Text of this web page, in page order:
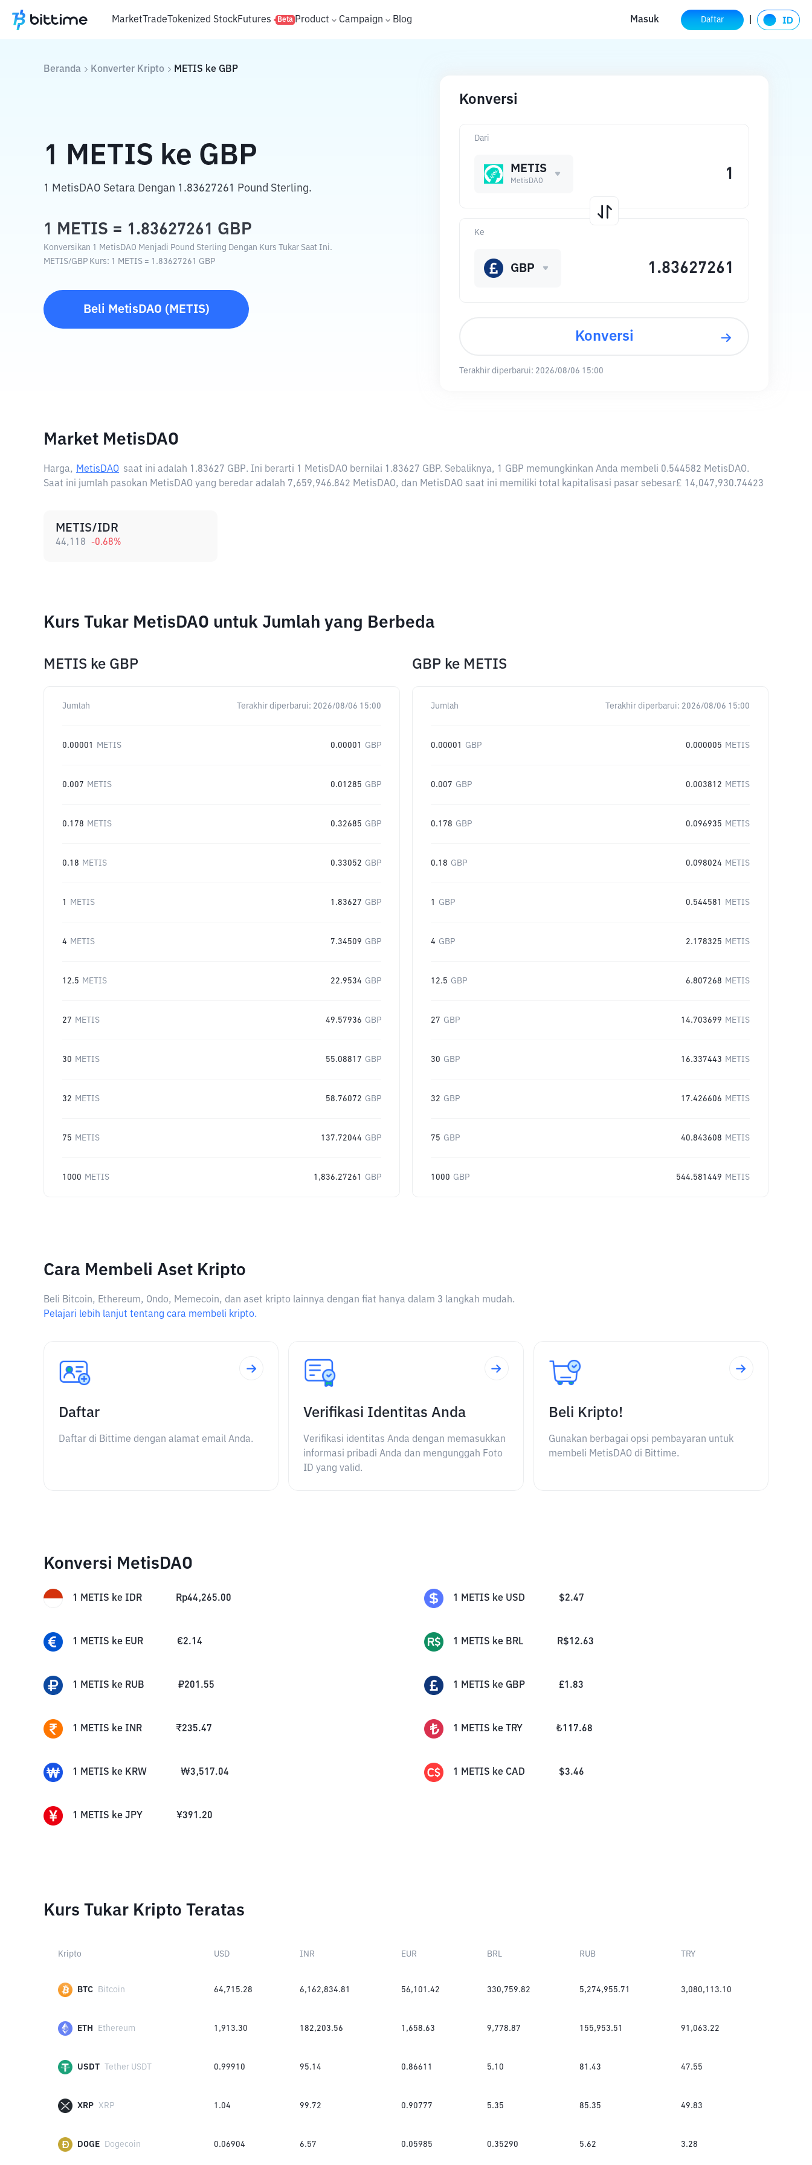
MarketTradeTokenized StockFutures Beta Product Campaign Blog Masuk Daftar
Beranda Konverter Kripto METIS ke GBP
1 METIS ke GBP
1 MetisDAO Setara Dengan 1.83627261 Pound Sterling.
1 METIS = 1.83627261 GBP
Konversikan 1 MetisDAO Menjadi Pound Sterling Dengan Kurs Tukar Saat Ini.
METIS/GBP Kurs: 1 METIS = 1.83627261 GBP
Beli MetisDAO ( METIS)
Konversi
Dari
METIS
MetisDAO
Ke
GBP
Konversi
Terakhir diperbarui: 2026/08/06 15:00
Market MetisDAO
Harga, MetisDAO saat ini adalah 1.83627 GBP. Ini berarti 1 MetisDAO bernilai 1.83627 GBP. Sebaliknya, 1 GBP memungkinkan Anda membeli 0.544582 MetisDAO.
Saat ini jumlah pasokan MetisDAO yang beredar adalah 7,659,946.842 MetisDAO, dan MetisDAO saat ini memiliki total kapitalisasi pasar sebesar£ 14,047,930.74423
METIS/IDR
44,118 -0.68%
Kurs Tukar MetisDAO untuk Jumlah yang Berbeda
METIS ke GBP
Jumlah Terakhir diperbarui: 2026/08/06 15:00
0.00001 METIS 0.00001 GBP
0.007 METIS 0.01285 GBP
0.178 METIS 0.32685 GBP
0.18 METIS 0.33052 GBP
1 METIS 1.83627 GBP
4 METIS 7.34509 GBP
12.5 METIS 22.9534 GBP
27 METIS 49.57936 GBP
30 METIS 55.08817 GBP
32 METIS 58.76072 GBP
75 METIS 137.72044 GBP
1000 METIS 1,836.27261 GBP
GBP ke METIS
Jumlah Terakhir diperbarui: 2026/08/06 15:00
0.00001 GBP 0.000005 METIS
0.007 GBP 0.003812 METIS
0.178 GBP 0.096935 METIS
0.18 GBP 0.098024 METIS
1 GBP 0.544581 METIS
4 GBP 2.178325 METIS
12.5 GBP 6.807268 METIS
27 GBP 14.703699 METIS
30 GBP 16.337443 METIS
32 GBP 17.426606 METIS
75 GBP 40.843608 METIS
1000 GBP 544.581449 METIS
Cara Membeli Aset Kripto
Beli Bitcoin, Ethereum, Ondo, Memecoin, dan aset kripto lainnya dengan fiat hanya dalam 3 langkah mudah.
Pelajari lebih lanjut tentang cara membeli kripto.
Daftar
Daftar di Bittime dengan alamat email Anda.
Verifikasi Identitas Anda
Verifikasi identitas Anda dengan memasukkan
informasi pribadi Anda dan mengunggah Foto
ID yang valid.
Beli Kripto!
Gunakan berbagai opsi pembayaran untuk
membeli MetisDAO di Bittime.
Konversi MetisDAO
1 METIS ke IDR Rp44,265.00 1 METIS ke USD $2.47
1 METIS ke EUR €2.14 1 METIS ke BRL R$12.63
1 METIS ke RUB ₽201.55 1 METIS ke GBP £1.83
1 METIS ke INR ₹235.47 1 METIS ke TRY ₺117.68
1 METIS ke KRW ₩3,517.04 1 METIS ke CAD $3.46
1 METIS ke JPY ¥391.20
Kurs Tukar Kripto Teratas
Kripto USD INR EUR BRL RUB TRY
BTC Bitcoin 64,715.28 6,162,834.81 56,101.42 330,759.82 5,274,955.71 3,080,113.10
ETH Ethereum 1,913.30 182,203.56 1,658.63 9,778.87 155,953.51 91,063.22
USDT Tether USDT 0.99910 95.14 0.86611 5.10 81.43 47.55
XRP XRP 1.04 99.72 0.90777 5.35 85.35 49.83
DOGE Dogecoin 0.06904 6.57 0.05985 0.35290 5.62 3.28